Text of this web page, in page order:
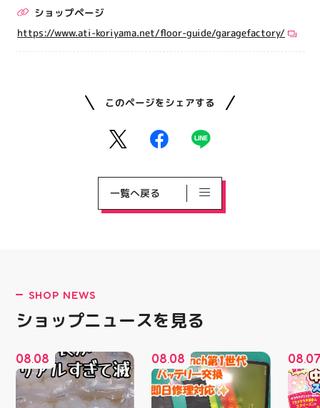
ショップページ
https://www.ati-koriyama.net/floor-guide/garagefactory/
このページをシェアする
一覧へ戻る
SHOP NEWS
ショップニュースを見る
08.08 08.08 08.